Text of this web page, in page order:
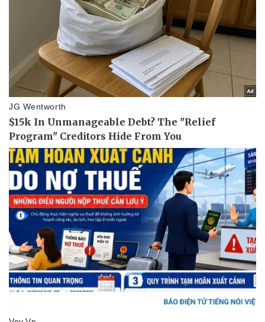
Kinh tế
Bất động sản
Khởi nghiệp
Thị trường
Giá vàng
Tiêu dùng
Tỷ giá
Chứng khoán
Giá cà phê